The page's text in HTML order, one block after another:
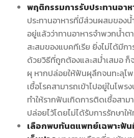
พฤติกรรมการรับประทานอาห
ประทานอาหารที่มีส่วนผสมของ
อยู่แล้วว่าทานอาหารจำพวกน้ำ
สะสมของแบคทีเรีย ยิ่งไม่ได้มีก
ด้วยวิธีที่ถูกต้องและสม่ำเสมอ ก็
ผุ หากปล่อยให้ฟันผุลึกจนทะลุโ
เชื้อโรคสามารถเข้าไปอยู่ในโพร
ทำให้รากฟันเกิดการติดเชื้อสา
ปล่อยไว้โดยไม่ได้รับการรักษาให้
เลือกพบทันตแพทย์เฉพาะฟั